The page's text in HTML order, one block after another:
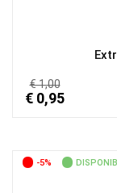
€ 1,00
€ 0,95
-5%